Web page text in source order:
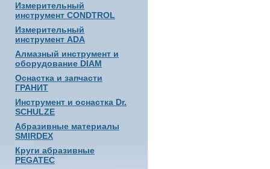
Измерительный
инструмент CONDTROL
Измерительный
инструмент ADA
Алмазный инструмент и
оборудование DIAM
Оснастка и запчасти
ГРАНИТ
Инструмент и оснастка Dr.
SCHULZE
Абразивные материалы
SMIRDEX
Круги абразивные
PEGATEC